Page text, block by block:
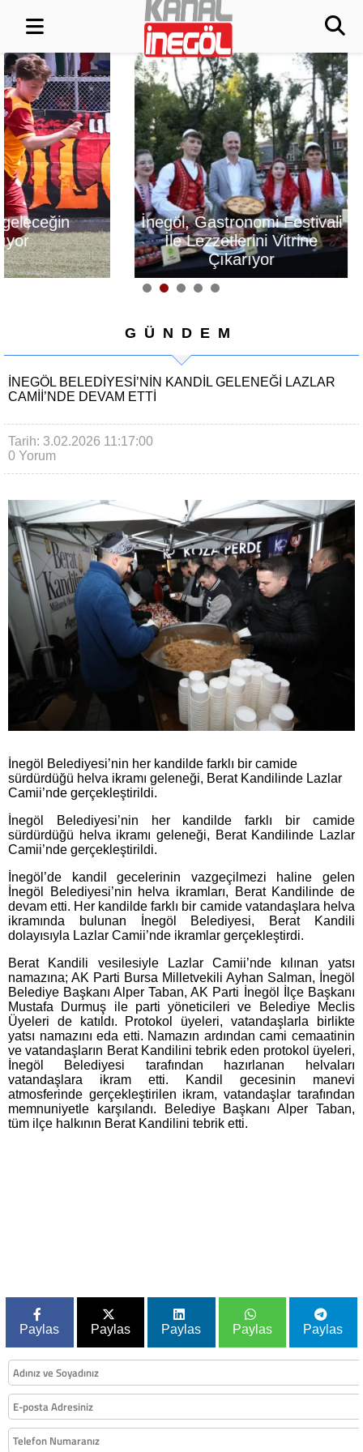
İnegöl, Gastronomi Festivali
İle Lezzetlerini Vitrine
Çıkarıyor
Alanyurt
Yapım
GÜNDEM
İNEGÖL BELEDIYESI’NIN KANDIL GELENEĞI LAZLAR
CAMII’NDE DEVAM ETTI
Tarih: 3.02.2026 11:17:00
0 Yorum
İnegöl Belediyesi’nin her kandilde farklı bir camide
sürdürdüğü helva ikramı geleneği, Berat Kandilinde Lazlar
Camii’nde gerçekleştirildi.
İnegöl Belediyesi’nin her kandilde farklı bir camide
sürdürdüğü helva ikramı geleneği, Berat Kandilinde Lazlar
Camii’nde gerçekleştirildi.
İnegöl’de kandil gecelerinin vazgeçilmezi haline gelen
İnegöl Belediyesi’nin helva ikramları, Berat Kandilinde de
devam etti. Her kandilde farklı bir camide vatandaşlara helva
ikramında bulunan İnegöl Belediyesi, Berat Kandili
dolayısıyla Lazlar Camii’nde ikramlar gerçekleştirdi.
Berat Kandili vesilesiyle Lazlar Camii’nde kılınan yatsı
namazına; AK Parti Bursa Milletvekili Ayhan Salman, İnegöl
Belediye Başkanı Alper Taban, AK Parti İnegöl İlçe Başkanı
Mustafa Durmuş ile parti yöneticileri ve Belediye Meclis
Üyeleri de katıldı. Protokol üyeleri, vatandaşlarla birlikte
yatsı namazını eda etti. Namazın ardından cami cemaatinin
ve vatandaşların Berat Kandilini tebrik eden protokol üyeleri,
İnegöl Belediyesi tarafından hazırlanan helvaları
vatandaşlara ikram etti. Kandil gecesinin manevi
atmosferinde gerçekleştirilen ikram, vatandaşlar tarafından
memnuniyetle karşılandı. Belediye Başkanı Alper Taban,
tüm ilçe halkının Berat Kandilini tebrik etti.
Paylas Paylas Paylas Paylas Paylas